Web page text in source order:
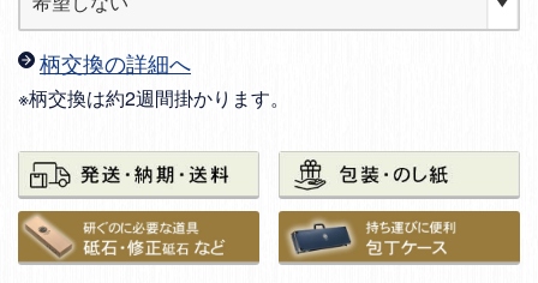
柄交換の詳細へ
※柄交換は約2週間掛かります。